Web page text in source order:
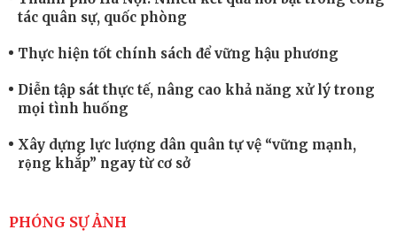
tác quân sự, quốc phòng
Thực hiện tốt chính sách để vững hậu phương
Diễn tập sát thực tế, nâng cao khả năng xử lý trong
mọi tình huống
Xây dựng lực lượng dân quân tự vệ “vững mạnh,
rộng khắp” ngay từ cơ sở
cao sức mạnh chiến đấu
PHÓNG SỰ ẢNH